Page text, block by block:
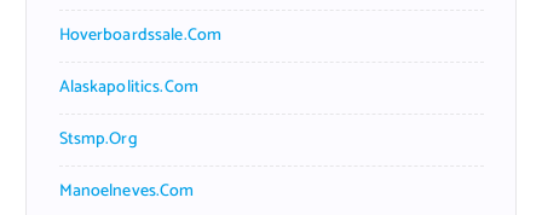
Hoverboardssale.com
Alaskapolitics.com
Stsmp.org
Manoelneves.com